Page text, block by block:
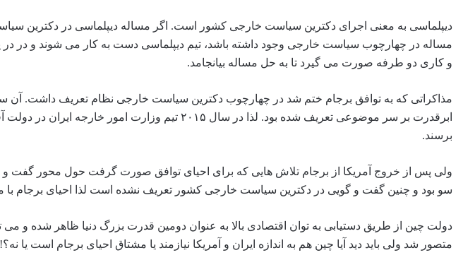
دیپلماسی به معنی اجرای دکترین سیاست خارجی کشور است. اگر مساله دیپلماسی در دکترین
مساله در چهارچوب سیاست خارجی وجود داشته باشد، تیم دیپلماسی دست به کار می شوند و در در
و کاری دو طرفه صورت می گیرد تا به حل مساله بیانجامد.
مذاکراتی که به توافق برجام ختم شد در چهارچوب دکترین سیاست خارجی نظام تعریف داشت. آن
ابرقدرت بر سر موضوعی تعریف شده بود. لذا در سال ۲۰۱۵ تیم
برسند.
ولی پس از خروج آمریکا از برجام تلاش هایی که برای احیای توافق صورت گرفت حول محور گفت و
سو بود و چنین گفت و گویی در دکترین سیاست خارجی کشور تعریف نشده است لذا احیای برجام با
دولت چین از طریق دستیابی به توان اقتصادی بالا به عنوان دومین قدرت بزرگ دنیا ظاهر شده و می
متصور شد ولی باید دید آیا چین هم به اندازه ایران و آمریکا نیازمند یا مشتاق احیای برجام است یا نه؟!